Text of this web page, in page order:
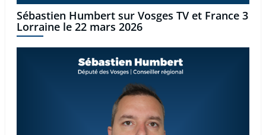
Sébastien Humbert sur Vosges TV et France 3
Lorraine le 22 mars 2026